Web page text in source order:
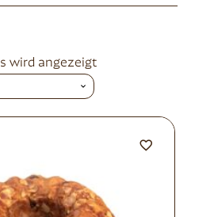
wird angezeigt